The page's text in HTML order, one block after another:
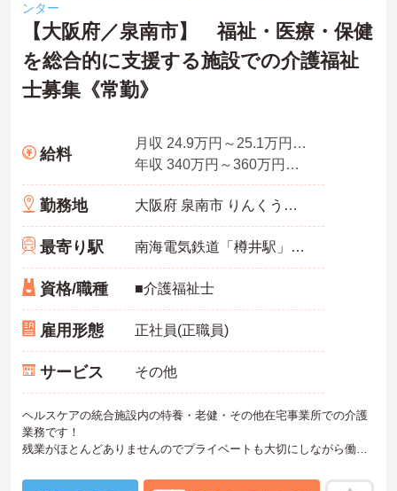
ンター
【大阪府／泉南市】 福祉・医療・保健
を総合的に支援する施設での介護福祉
士募集《常勤》
給料
月収 24.9万円～25.1万円程度（夜勤5回分手当・資格手当込）
年収 340万円～360万円程度（賞与3.35ヵ月の場合）
勤務地 大阪府 泉南市 りんくう南浜3番7
最寄り駅 南海電気鉄道「樽井駅」徒歩13分
資格/職種 ■介護福祉士
雇用形態 正社員(正職員)
サービス その他
ヘルスケアの統合施設内の特養・老健・その他在宅事業所での介護
業務です！
残業がほとんどありませんのでプライベートも大切にしながら働け
能です！